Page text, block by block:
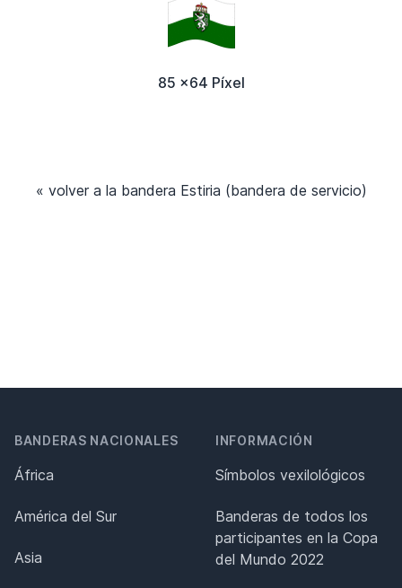
85 x64 Píxel
« volver a la bandera Estiria (bandera de servicio)
BANDERAS NACIONALES
África
América del Sur
Asia
INFORMACIÓN
Símbolos vexilológicos
Banderas de todos los
participantes en la Copa
del Mundo 2022